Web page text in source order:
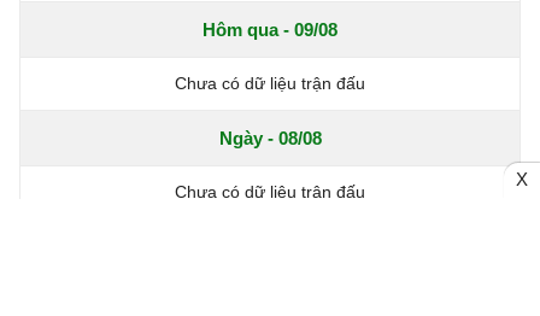
Hôm qua - 09/08
Chưa có dữ liệu trận đấu
Ngày - 08/08
Chưa có dữ liệu trận đấu
X